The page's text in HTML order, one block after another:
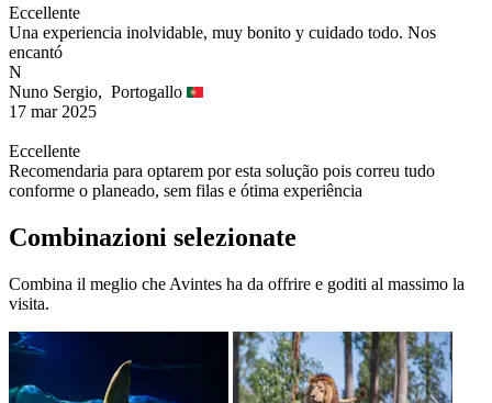
Eccellente
Una experiencia inolvidable, muy bonito y cuidado todo. Nos
encantó
N
Nuno Sergio, Portogallo
17 mar 2025
Eccellente
Recomendaria para optarem por esta solução pois correu tudo
conforme o planeado, sem filas e ótima experiência
Combinazioni selezionate
Combina il meglio che Avintes ha da offrire e goditi al massimo la
visita.